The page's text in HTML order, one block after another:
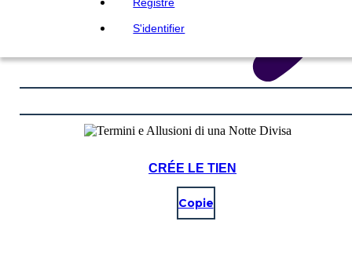
Registre
S'identifier
CRÉE LE TIEN
Copie